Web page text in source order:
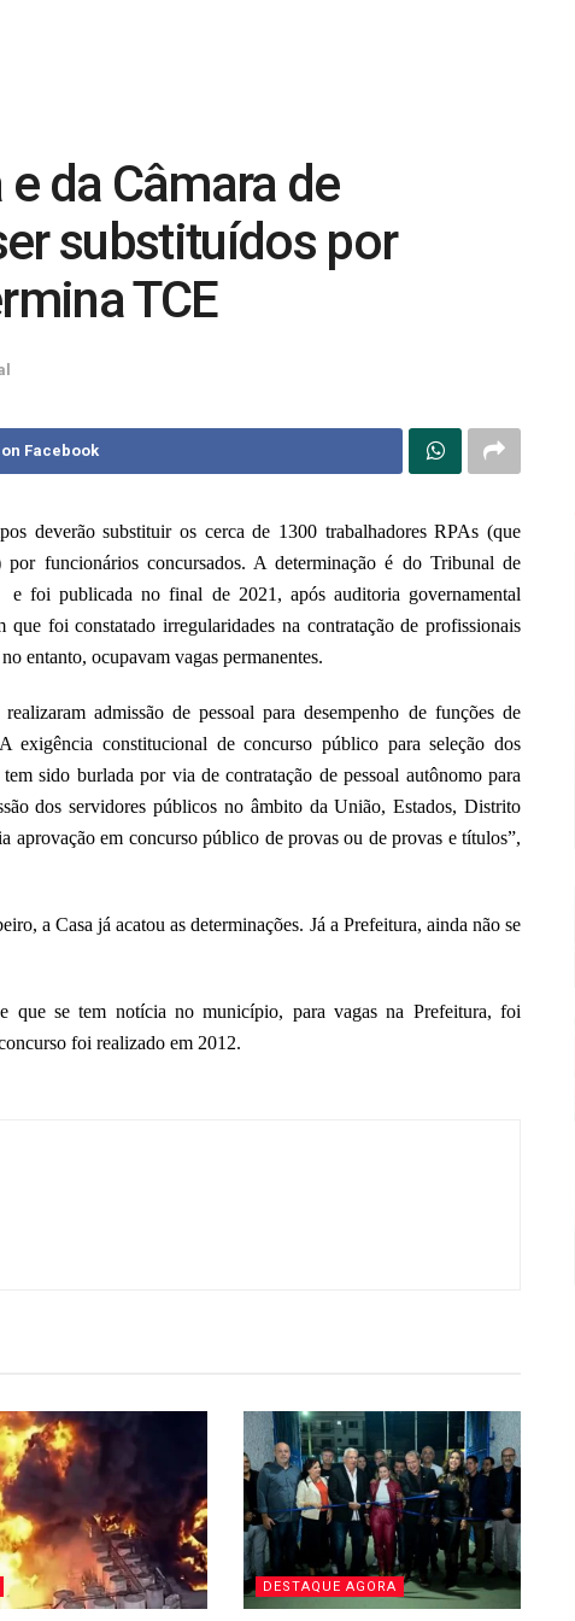
da Câmara de
substituídos por
TCE
Facebook
deverão substituir os cerca de 1300 trabalhadores RPAs (que
funcionários concursados. A determinação é do Tribunal de
foi publicada no final de 2021, após auditoria governamental
que foi constatado irregularidades na contratação de profissionais
entanto, ocupavam vagas permanentes.
admissão de pessoal para desempenho de funções de
exigência constitucional de concurso público para seleção dos
sido burlada por via de contratação de pessoal autônomo para
dos servidores públicos no âmbito da União, Estados, Distrito
aprovação em concurso público de provas ou de provas e títulos”,
a Casa já acatou as determinações. Já a Prefeitura, ainda não se
que se tem notícia no município, para vagas na Prefeitura, foi
foi realizado em 2012.
DESTAQUE AGORA